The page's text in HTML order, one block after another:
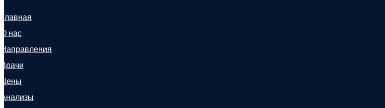
Главная
О нас
Направления
Врачи
Цены
Анализы